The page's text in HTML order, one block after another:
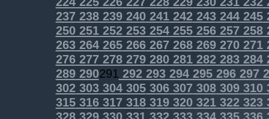
237238239240241242243244245
250251252253254255256257258
263264265266267268269270271
276277278279280281282283284
289290291 292293294295296297
302303304305306307308309310
315316317318319320321322323